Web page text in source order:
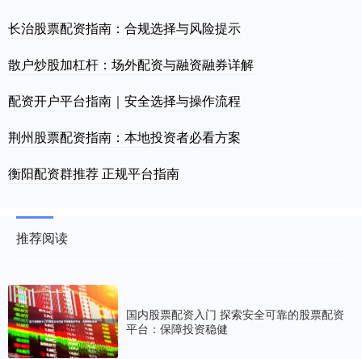
长治股票配资指南：合规选择与风险提示
散户炒股加杠杆：场外配资与融资融券详解
配资开户平台指南｜安全选择与操作流程
荆州股票配资指南：本地投资者必看方案
衡阳配资群推荐 正规平台指南
推荐阅读
国内股票配资入门 探索安全可靠的股票配资
平台：保障投资稳健